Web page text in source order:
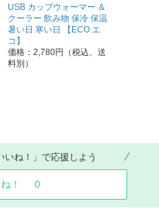
USB カップウォーマー ＆
クーラー 飲み物 保冷 保温
暑い日 寒い日 【ECO エ
コ】
価格：2,780円（税込、送
料別）
ね！」で応援しよう
！ 0